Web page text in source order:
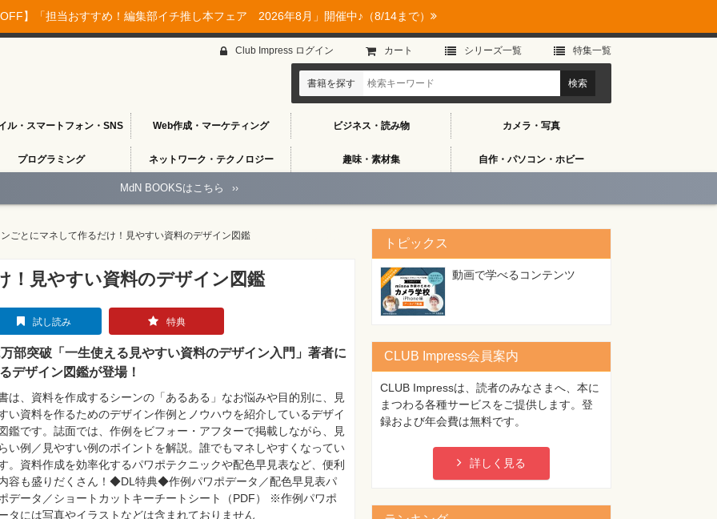
】「担当おすすめ！編集部イチ推し本フェア 2026年8月」開催中♪（8/14まで）
ル・スマートフォン・SNS Web作成・マーケティング ビジネス・読み物 カメラ・写真
プログラミング ネットワーク・テクノロジー 趣味・素材集 自作・パソコン・ホビー
Club Impress ログイン カート シリーズ⼀覧 特集⼀覧
書籍を探す
MdN BOOKSはこちら ››
ごとにマネして作るだけ！見やすい資料のデザイン図鑑
！見やすい資料のデザイン図鑑
試し読み 特典
部突破「一生使える見やすい資料のデザイン入門」著者に
デザイン図鑑が登場！
は、資料を作成するシーンの「あるある」なお悩みや目的別に、見
い資料を作るためのデザイン作例とノウハウを紹介しているデザイ
鑑です。誌面では、作例をビフォー・アフターで掲載しながら、見
い例／見やすい例のポイントを解説。誰でもマネしやすくなってい
。資料作成を効率化するパワポテクニックや配色早見表など、便利
容も盛りだくさん！◆DL特典◆作例パワポデータ／配色早見表パ
データ／ショートカットキーチートシート（PDF） ※作例パワポ
タには写真やイラストなどは含まれておりません
トピックス
動画で学べるコンテンツ
CLUB Impress会員案内
CLUB Impressは、読者のみなさまへ、本に
まつわる各種サービスをご提供します。登
録および年会費は無料です。
詳しく見る